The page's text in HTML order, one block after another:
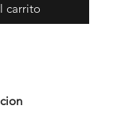
carrito